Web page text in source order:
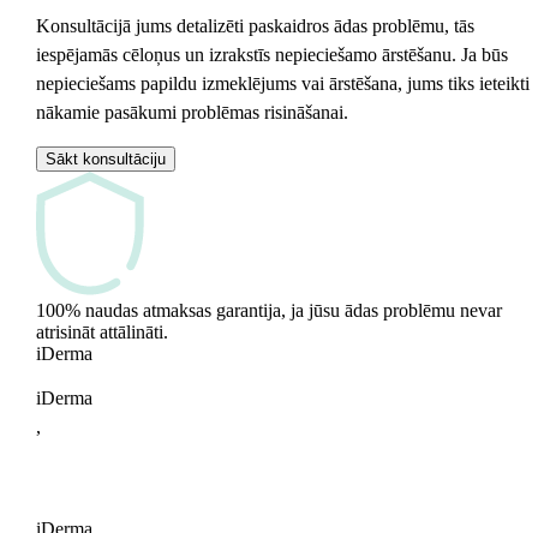
Konsultācijā jums detalizēti paskaidros ādas problēmu, tās
iespējamās cēloņus un izrakstīs nepieciešamo ārstēšanu. Ja būs
nepieciešams papildu izmeklējums vai ārstēšana, jums tiks ieteikti
nākamie pasākumi problēmas risināšanai.
Sākt konsultāciju
100% naudas atmaksas garantija, ja jūsu ādas problēmu nevar
atrisināt attālināti.
iDerma
iDerma
,
iDerma